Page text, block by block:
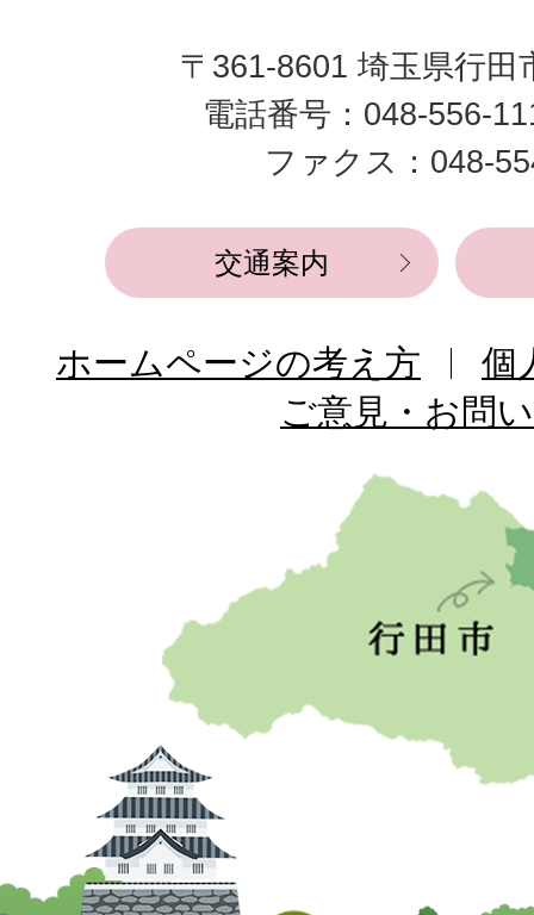
市
役
所
〒361-8601 埼玉県行田
電話番号：048-556-
ファクス：048-
交通案内
ホームページの考え方
個
ご意見・お問